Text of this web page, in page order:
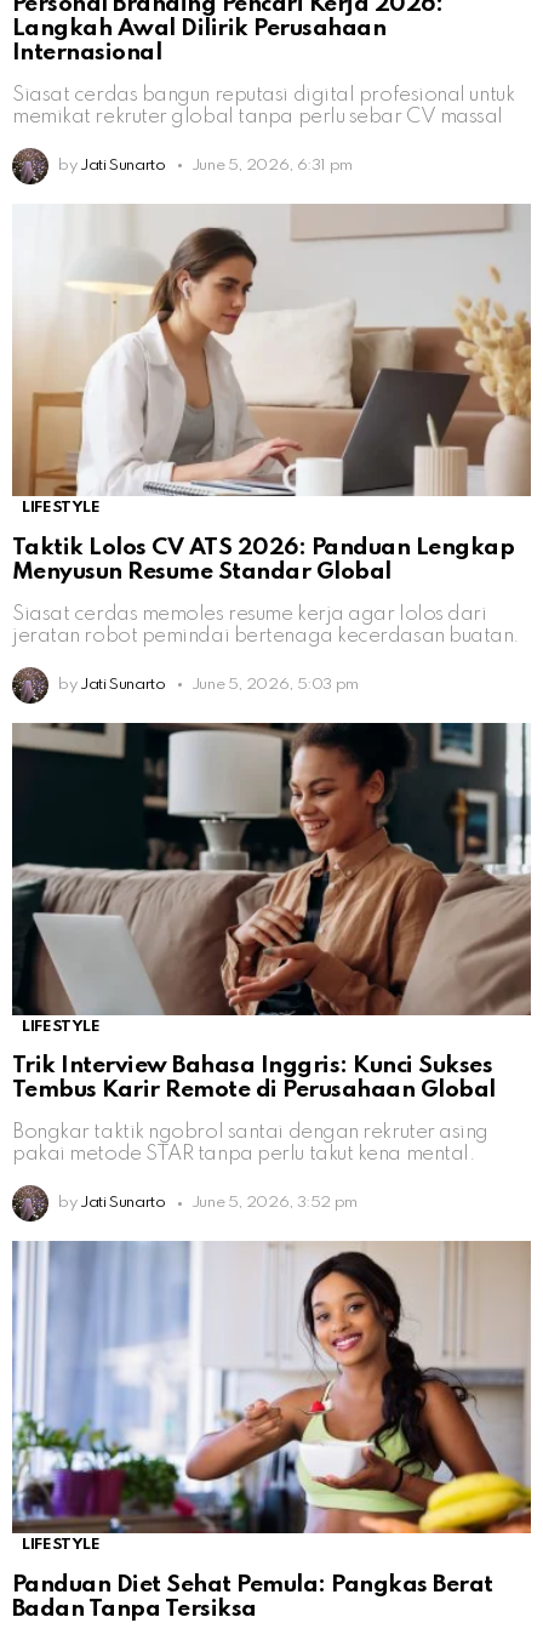
Langkah Awal Dilirik Perusahaan
Internasional
Siasat cerdas bangun reputasi digital profesional untuk
memikat rekruter global tanpa perlu sebar CV massal
by Jati Sunarto June 5, 2026, 6:31 pm
LIFESTYLE
Taktik Lolos CV ATS 2026: Panduan Lengkap
Menyusun Resume Standar Global
Siasat cerdas memoles resume kerja agar lolos dari
jeratan robot pemindai bertenaga kecerdasan buatan.
by Jati Sunarto June 5, 2026, 5:03 pm
LIFESTYLE
Trik Interview Bahasa Inggris: Kunci Sukses
Tembus Karir Remote di Perusahaan Global
Bongkar taktik ngobrol santai dengan rekruter asing
pakai metode STAR tanpa perlu takut kena mental.
by Jati Sunarto June 5, 2026, 3:52 pm
LIFESTYLE
Panduan Diet Sehat Pemula: Pangkas Berat
Badan Tanpa Tersiksa